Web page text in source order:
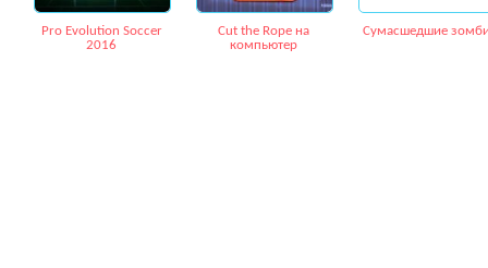
Pro Evolution Soccer
2016
Cut the Rope на
компьютер
Сумасшедшие